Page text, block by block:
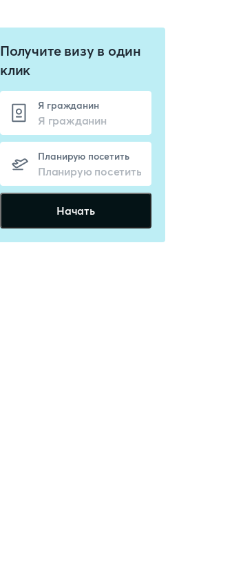
Получите визу в один
клик
Я гражданин
Планирую посетить
Начать